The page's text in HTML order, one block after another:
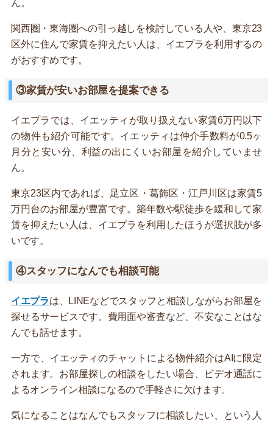
ん。
関西圏・東海圏への引っ越しを検討している人や、東京23
区外に住んで家賃を抑えたい人は、イエプラを利用するの
がおすすめです。
③家賃が安いお部屋を提案できる
イエプラでは、イエッティが取り扱えない家賃6万円以下
の物件も紹介可能です。イエッティは仲介手数料が0.5ヶ
月分と安い分、利益の出にくいお部屋を紹介していませ
ん。
東京23区内であれば、足立区・葛飾区・江戸川区は家賃5
万円台のお部屋が豊富です。築年数や駅徒歩を緩和して家
賃を抑えたい人は、イエプラを利用したほうが選択肢が多
いです。
④スタッフになんでも相談可能
イエプラは、LINEなどでスタッフと相談しながらお部屋を
探せるサービスです。費用面や審査など、不安なことはな
んでも話せます。
一方で、イエッティのチャットによる物件紹介はAIに限定
されます。お部屋探しの相談をしたい場合、ビデオ通話に
よるオンライン相談になるので手軽さに欠けます。
気になることはなんでもスタッフに相談したい、という人